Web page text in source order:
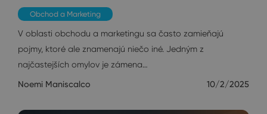
Obchod a Marketing
V oblasti obchodu a marketingu sa často zamieňajú
pojmy, ktoré ale znamenajú niečo iné. Jedným z
najčastejších omylov je zámena…
Noemi Maniscalco 10/2/2025